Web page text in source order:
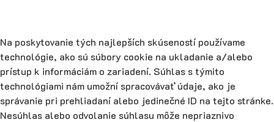
Na poskytovanie tých najlepších skúseností používame
technológie, ako sú súbory cookie na ukladanie a/alebo
prístup k informáciám o zariadení. Súhlas s týmito
technológiami nám umožní spracovávať údaje, ako je
správanie pri prehliadaní alebo jedinečné ID na tejto stránke.
Nesúhlas alebo odvolanie súhlasu môže nepriaznivo